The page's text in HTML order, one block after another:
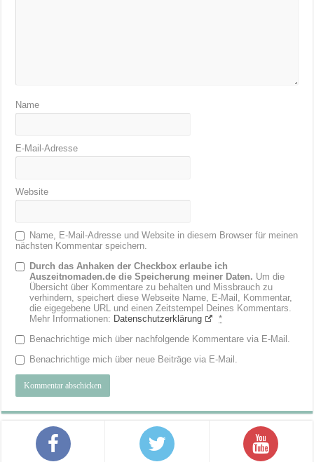
Name
E-Mail-Adresse
Website
Name, E-Mail-Adresse und Website in diesem Browser für meinen
nächsten Kommentar speichern.
Durch das Anhaken der Checkbox erlaube ich
Auszeitnomaden.de die Speicherung meiner Daten. Um die
Übersicht über Kommentare zu behalten und Missbrauch zu
verhindern, speichert diese Webseite Name, E-Mail, Kommentar,
die eigegebene URL und einen Zeitstempel Deines Kommentars.
Mehr Informationen: Datenschutzerklärung
*
Benachrichtige mich über nachfolgende Kommentare via E-Mail.
Benachrichtige mich über neue Beiträge via E-Mail.